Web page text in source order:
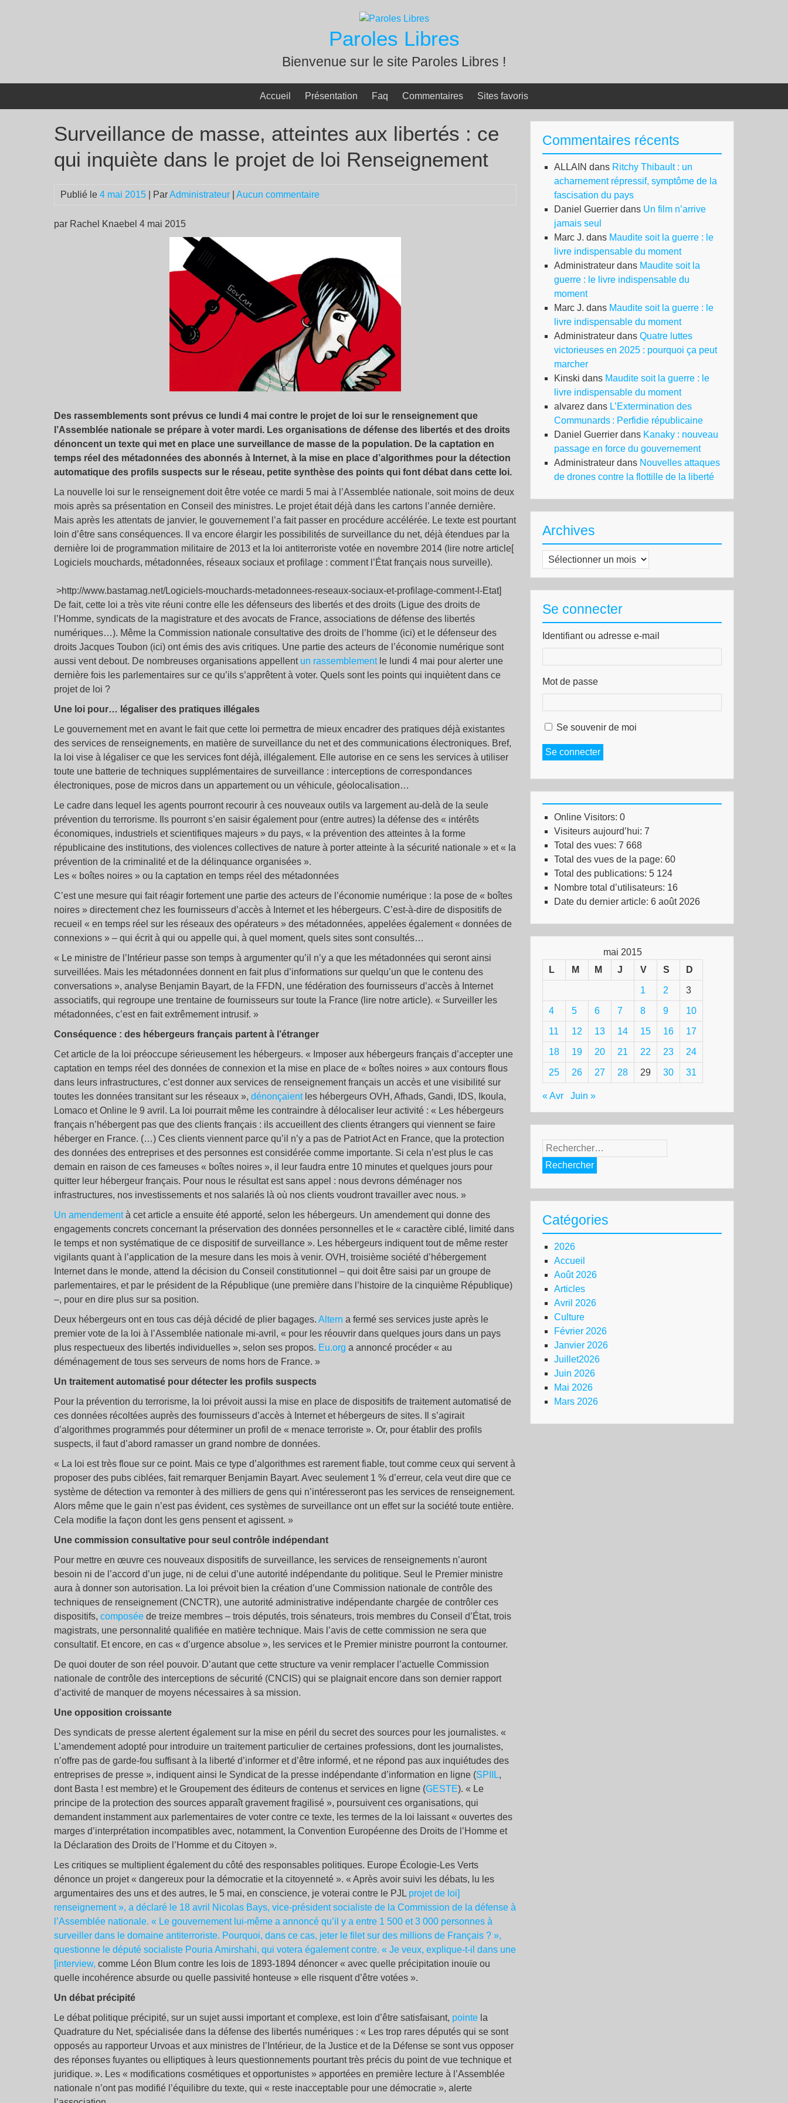
Paroles Libres
Bienvenue sur le site Paroles Libres !
Accueil Présentation Faq Commentaires Sites favoris
Surveillance de masse, atteintes aux libertés : ce
qui inquiète dans le projet de loi Renseignement
Publié le 4 mai 2015 | ParAdministrateur Aucun commentaire
par Rachel Knaebel 4 mai 2015
Des rassemblements sont prévus ce lundi 4 mai contre le projet de loi sur le renseignement que
l’Assemblée nationale se prépare à voter mardi. Les organisations de défense des libertés et des droits
dénoncent un texte qui met en place une surveillance de masse de la population. De la captation en
temps réel des métadonnées des abonnés à Internet, à la mise en place d’algorithmes pour la détection
automatique des profils suspects sur le réseau, petite synthèse des points qui font débat dans cette loi.
La nouvelle loi sur le renseignement doit être votée ce mardi 5 mai à l’Assemblée nationale, soit moins de deux
mois après sa présentation en Conseil des ministres. Le projet était déjà dans les cartons l’année dernière.
Mais après les attentats de janvier, le gouvernement l’a fait passer en procédure accélérée. Le texte est pourtant
loin d’être sans conséquences. Il va encore élargir les possibilités de surveillance du net, déjà étendues par la
dernière loi de programmation militaire de 2013 et la loi antiterroriste votée en novembre 2014 (lire notre article[
Logiciels mouchards, métadonnées, réseaux sociaux et profilage : comment l’État français nous surveille).
>http://www.bastamag.net/Logiciels-mouchards-metadonnees-reseaux-sociaux-et-profilage-comment-l-Etat]
De fait, cette loi a très vite réuni contre elle les défenseurs des libertés et des droits (Ligue des droits de
l’Homme, syndicats de la magistrature et des avocats de France, associations de défense des libertés
numériques…). Même la Commission nationale consultative des droits de l’homme (ici) et le défenseur des
droits Jacques Toubon (ici) ont émis des avis critiques. Une partie des acteurs de l’économie numérique sont
aussi vent debout. De nombreuses organisations appellent un rassemblementle lundi 4 mai pour alerter une
dernière fois les parlementaires sur ce qu’ils s’apprêtent à voter. Quels sont les points qui inquiètent dans ce
projet de loi ?
Une loi pour… légaliser des pratiques illégales
Le gouvernement met en avant le fait que cette loi permettra de mieux encadrer des pratiques déjà existantes
des services de renseignements, en matière de surveillance du net et des communications électroniques. Bref,
la loi vise à légaliser ce que les services font déjà, illégalement. Elle autorise en ce sens les services à utiliser
toute une batterie de techniques supplémentaires de surveillance : interceptions de correspondances
électroniques, pose de micros dans un appartement ou un véhicule, géolocalisation…
Le cadre dans lequel les agents pourront recourir à ces nouveaux outils va largement au-delà de la seule
prévention du terrorisme. Ils pourront s’en saisir également pour (entre autres) la défense des « intérêts
économiques, industriels et scientifiques majeurs » du pays, « la prévention des atteintes à la forme
républicaine des institutions, des violences collectives de nature à porter atteinte à la sécurité nationale » et « la
prévention de la criminalité et de la délinquance organisées ».
Les « boîtes noires » ou la captation en temps réel des métadonnées
C’est une mesure qui fait réagir fortement une partie des acteurs de l’économie numérique : la pose de « boîtes
noires » directement chez les fournisseurs d’accès à Internet et les hébergeurs. C’est-à-dire de dispositifs de
recueil « en temps réel sur les réseaux des opérateurs » des métadonnées, appelées également « données de
connexions » – qui écrit à qui ou appelle qui, à quel moment, quels sites sont consultés…
« Le ministre de l’Intérieur passe son temps à argumenter qu’il n’y a que les métadonnées qui seront ainsi
surveillées. Mais les métadonnées donnent en fait plus d’informations sur quelqu’un que le contenu des
conversations », analyse Benjamin Bayart, de la FFDN, une fédération des fournisseurs d’accès à Internet
associatifs, qui regroupe une trentaine de fournisseurs sur toute la France (lire notre article). « Surveiller les
métadonnées, c’est en fait extrêmement intrusif. »
Conséquence : des hébergeurs français partent à l’étranger
Cet article de la loi préoccupe sérieusement les hébergeurs. « Imposer aux hébergeurs français d’accepter une
captation en temps réel des données de connexion et la mise en place de « boîtes noires » aux contours flous
dans leurs infrastructures, c’est donner aux services de renseignement français un accès et une visibilité sur
toutes les données transitant sur les réseaux », dénonçaient les hébergeurs OVH, Afhads, Gandi, IDS, Ikoula,
Lomaco et Online le 9 avril. La loi pourrait même les contraindre à délocaliser leur activité : « Les hébergeurs
français n’hébergent pas que des clients français : ils accueillent des clients étrangers qui viennent se faire
héberger en France. (…) Ces clients viennent parce qu’il n’y a pas de Patriot Act en France, que la protection
des données des entreprises et des personnes est considérée comme importante. Si cela n’est plus le cas
demain en raison de ces fameuses « boîtes noires », il leur faudra entre 10 minutes et quelques jours pour
quitter leur hébergeur français. Pour nous le résultat est sans appel : nous devrons déménager nos
infrastructures, nos investissements et nos salariés là où nos clients voudront travailler avec nous. »
Un amendementà cet article a ensuite été apporté, selon les hébergeurs. Un amendement qui donne des
engagements concrets concernant la préservation des données personnelles et le « caractère ciblé, limité dans
le temps et non systématique de ce dispositif de surveillance ». Les hébergeurs indiquent tout de même rester
vigilants quant à l’application de la mesure dans les mois à venir. OVH, troisième société d’hébergement
Internet dans le monde, attend la décision du Conseil constitutionnel – qui doit être saisi par un groupe de
parlementaires, et par le président de la République (une première dans l’histoire de la cinquième République)
–, pour en dire plus sur sa position.
Deux hébergeurs ont en tous cas déjà décidé de plier bagages. Altern a fermé ses services juste après le
premier vote de la loi à l’Assemblée nationale mi-avril, « pour les réouvrir dans quelques jours dans un pays
plus respectueux des libertés individuelles », selon ses propos. Eu.org a annoncé procéder « au
déménagement de tous ses serveurs de noms hors de France. »
Un traitement automatisé pour détecter les profils suspects
Pour la prévention du terrorisme, la loi prévoit aussi la mise en place de dispositifs de traitement automatisé de
ces données récoltées auprès des fournisseurs d’accès à Internet et hébergeurs de sites. Il s’agirait
d’algorithmes programmés pour déterminer un profil de « menace terroriste ». Or, pour établir des profils
suspects, il faut d’abord ramasser un grand nombre de données.
« La loi est très floue sur ce point. Mais ce type d’algorithmes est rarement fiable, tout comme ceux qui servent à
proposer des pubs ciblées, fait remarquer Benjamin Bayart. Avec seulement 1 % d’erreur, cela veut dire que ce
système de détection va remonter à des milliers de gens qui n’intéresseront pas les services de renseignement.
Alors même que le gain n’est pas évident, ces systèmes de surveillance ont un effet sur la société toute entière.
Cela modifie la façon dont les gens pensent et agissent. »
Une commission consultative pour seul contrôle indépendant
Pour mettre en œuvre ces nouveaux dispositifs de surveillance, les services de renseignements n’auront
besoin ni de l’accord d’un juge, ni de celui d’une autorité indépendante du politique. Seul le Premier ministre
aura à donner son autorisation. La loi prévoit bien la création d’une Commission nationale de contrôle des
techniques de renseignement (CNCTR), une autorité administrative indépendante chargée de contrôler ces
dispositifs, composée de treize membres – trois députés, trois sénateurs, trois membres du Conseil d’État, trois
magistrats, une personnalité qualifiée en matière technique. Mais l’avis de cette commission ne sera que
consultatif. Et encore, en cas « d’urgence absolue », les services et le Premier ministre pourront la contourner.
De quoi douter de son réel pouvoir. D’autant que cette structure va venir remplacer l’actuelle Commission
nationale de contrôle des interceptions de sécurité (CNCIS) qui se plaignait encore dans son dernier rapport
d’activité de manquer de moyens nécessaires à sa mission.
Une opposition croissante
Des syndicats de presse alertent également sur la mise en péril du secret des sources pour les journalistes. «
L’amendement adopté pour introduire un traitement particulier de certaines professions, dont les journalistes,
n’offre pas de garde-fou suffisant à la liberté d’informer et d’être informé, et ne répond pas aux inquiétudes des
entreprises de presse », indiquent ainsi le Syndicat de la presse indépendante d’information en ligne (SPIIL,
dont Basta ! est membre) et le Groupement des éditeurs de contenus et services en ligne (GESTE). « Le
principe de la protection des sources apparaît gravement fragilisé », poursuivent ces organisations, qui
demandent instamment aux parlementaires de voter contre ce texte, les termes de la loi laissant « ouvertes des
marges d’interprétation incompatibles avec, notamment, la Convention Européenne des Droits de l’Homme et
la Déclaration des Droits de l’Homme et du Citoyen ».
Les critiques se multiplient également du côté des responsables politiques. Europe Écologie-Les Verts
dénonce un projet « dangereux pour la démocratie et la citoyenneté ». « Après avoir suivi les débats, lu les
argumentaires des uns et des autres, le 5 mai, en conscience, je voterai contre le PJL projet de loi]
renseignement », a déclaré le 18 avril Nicolas Bays, vice-président socialiste de la Commission de la défense à
l’Assemblée nationale. « Le gouvernement lui-même a annoncé qu’il y a entre 1 500 et 3 000 personnes à
surveiller dans le domaine antiterroriste. Pourquoi, dans ce cas, jeter le filet sur des millions de Français ? »,
questionne le député socialiste Pouria Amirshahi, qui votera également contre. « Je veux, explique-t-il dans une
[interview, comme Léon Blum contre les lois de 1893-1894 dénoncer « avec quelle précipitation inouïe ou
quelle incohérence absurde ou quelle passivité honteuse » elle risquent d’être votées ».
Un débat précipité
Le débat politique précipité, sur un sujet aussi important et complexe, est loin d’être satisfaisant, pointe la
Quadrature du Net, spécialisée dans la défense des libertés numériques : « Les trop rares députés qui se sont
opposés au rapporteur Urvoas et aux ministres de l’Intérieur, de la Justice et de la Défense se sont vus opposer
des réponses fuyantes ou elliptiques à leurs questionnements pourtant très précis du point de vue technique et
juridique. ». Les « modifications cosmétiques et opportunistes » apportées en première lecture à l’Assemblée
nationale n’ont pas modifié l’équilibre du texte, qui « reste inacceptable pour une démocratie », alerte
Commentaires récents
ALLAIN dans Ritchy Thibault : un
acharnement répressif, symptôme de la
fascisation du pays
Daniel Guerrier dans Un film n’arrive
jamais seul
Marc J. dans Maudite soit la guerre : le
livre indispensable du moment
Administrateur dans Maudite soit la
guerre : le livre indispensable du
moment
Marc J. dans Maudite soit la guerre : le
livre indispensable du moment
Administrateur dans Quatre luttes
victorieuses en 2025 : pourquoi ça peut
marcher
Kinski dans Maudite soit la guerre : le
livre indispensable du moment
alvarez dans L’Extermination des
Communards : Perfidie républicaine
Daniel Guerrier dans Kanaky : nouveau
passage en force du gouvernement
Administrateur dans Nouvelles attaques
de drones contre la flottille de la liberté
Archives
Archives
Se connecter
Identifiant ou adresse e-mail
Mot de passe
Se souvenir de moi
Se connecter
Online Visitors: 0
Visiteurs aujourd’hui: 7
Total des vues: 7 668
Total des vues de la page: 60
Total des publications: 5 124
Nombre total d’utilisateurs: 16
Date du dernier article: 6 août 2026
mai 2015
L
M M J V S D
1 2 3
4 5 6 7 8 9 10
11 12 13 14 15 16 17
18 19 20 21 22 23 24
25 26 27 28 29 30 31
« Avr Juin »
Rechercher :
Catégories
2026
Accueil
Août 2026
Articles
Avril 2026
Culture
Février 2026
Janvier 2026
Juillet2026
Juin 2026
Mai 2026
Mars 2026